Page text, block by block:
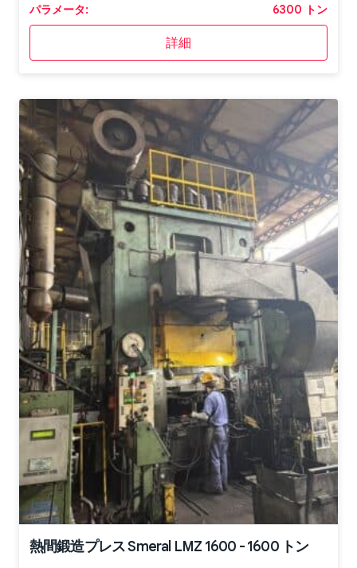
パラメータ: 6300 トン
詳細
熱間鍛造プレス Smeral LMZ 1600 - 1600 トン